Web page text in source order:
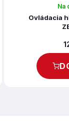
Na
Ovládacia